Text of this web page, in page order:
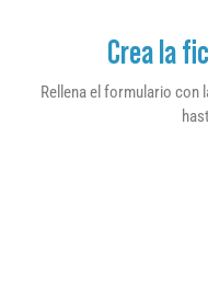
Crea la
Rellena el formulario con